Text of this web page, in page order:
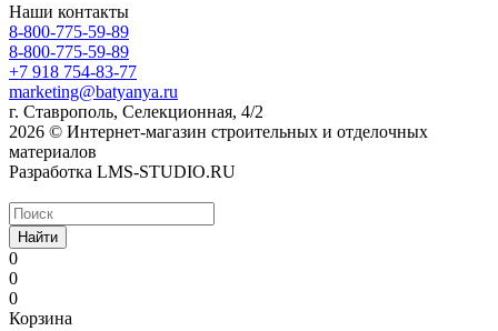
Наши контакты
8-800-775-59-89
8-800-775-59-89
+7 918 754-83-77
marketing@batyanya.ru
г. Ставрополь, Селекционная, 4/2
2026 © Интернет-магазин строительных и отделочных
материалов
Разработка LMS-STUDIO.RU
Найти
0
0
0
Корзина